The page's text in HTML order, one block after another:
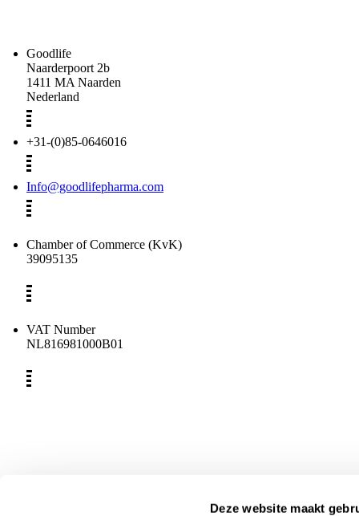
Deze website maakt
Goodlife
Naarderpoort 2b
1411 MA Naarden
Nederland
+31-(0)85-0646016
Info@goodlifepharma.com
Chamber of Commerce (KvK)
39095135
VAT Number
NL816981000B01